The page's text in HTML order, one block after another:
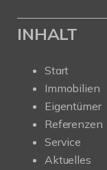
INHALT
Start
Immobilien
Eigentümer
Referenzen
Service
Aktuelles